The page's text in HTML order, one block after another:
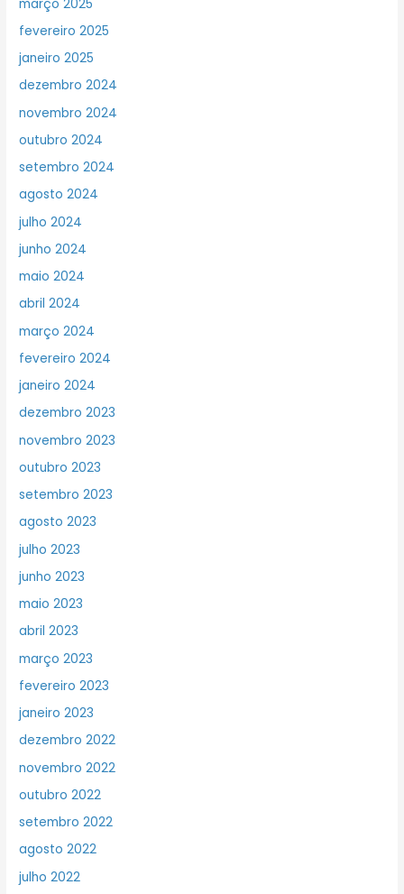
março 2025
fevereiro 2025
janeiro 2025
dezembro 2024
novembro 2024
outubro 2024
setembro 2024
agosto 2024
julho 2024
junho 2024
maio 2024
abril 2024
março 2024
fevereiro 2024
janeiro 2024
dezembro 2023
novembro 2023
outubro 2023
setembro 2023
agosto 2023
julho 2023
junho 2023
maio 2023
abril 2023
março 2023
fevereiro 2023
janeiro 2023
dezembro 2022
novembro 2022
outubro 2022
setembro 2022
agosto 2022
julho 2022